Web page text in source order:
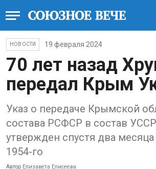
НОВОСТИ 19 февраля 2024
70 лет назад
передал Крым
Указ о передаче Крымской
состава РСФСР в состав
утвержден спустя два
1954-го
Автор Елизавета Елисеева